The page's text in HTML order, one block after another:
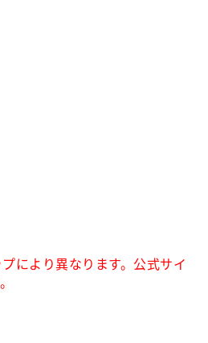
により異なります。公式サイ